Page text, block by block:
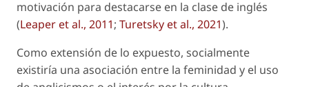
motivación para destacarse en la clase de inglés
(Leaper et al., 2011; Turetsky et al., 2021).
Como extensión de lo expuesto, socialmente
existiría una asociación entre la feminidad y el uso